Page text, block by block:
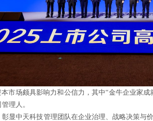
本市场颇具影响力和公信力，其中“金牛企业家
理人。
显中天科技管理团队在企业治理、战略决策与